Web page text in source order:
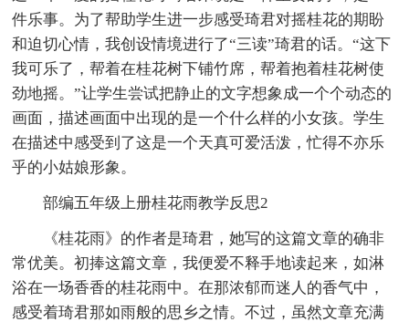
件乐事。为了帮助学生进一步感受琦君对摇桂花的期盼
和迫切心情，我创设情境进行了“三读”琦君的话。“这下
我可乐了，帮着在桂花树下铺竹席，帮着抱着桂花树使
劲地摇。”让学生尝试把静止的文字想象成一个个动态的
画面，描述画面中出现的是一个什么样的小女孩。学生
在描述中感受到了这是一个天真可爱活泼，忙得不亦乐
乎的小姑娘形象。
部编五年级上册桂花雨教学反思2
《桂花雨》的作者是琦君，她写的这篇文章的确非
常优美。初捧这篇文章，我便爱不释手地读起来，如淋
浴在一场香香的桂花雨中。在那浓郁而迷人的香气中，
感受着琦君那如雨般的思乡之情。不过，虽然文章充满